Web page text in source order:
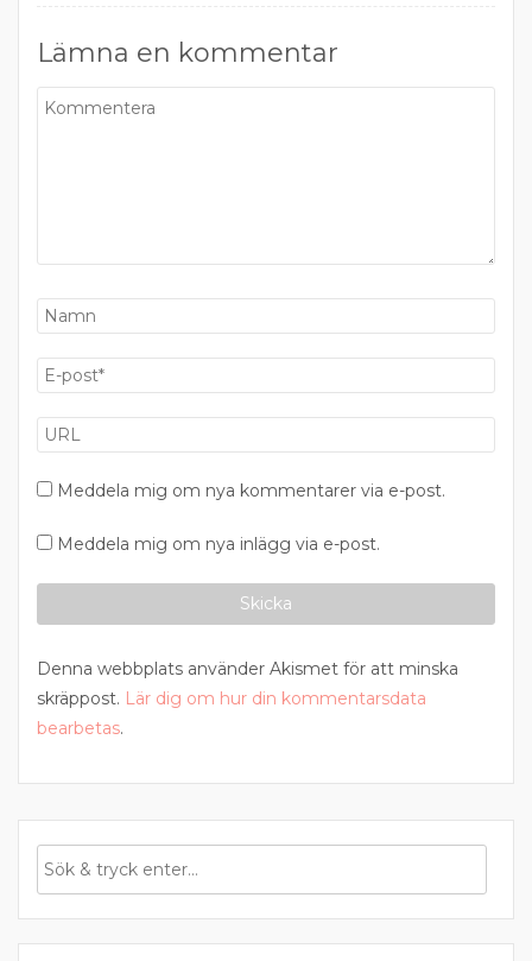
Lämna en kommentar
Meddela mig om nya kommentarer via e-post.
Meddela mig om nya inlägg via e-post.
Denna webbplats använder Akismet för att minska
skräppost. Lär dig om hur din kommentarsdata
bearbetas.